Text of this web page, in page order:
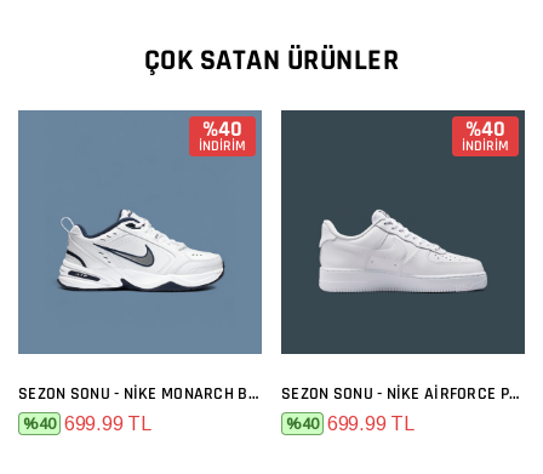
ÇOK SATAN ÜRÜNLER
%40
İNDİRİM
SEZON SONU - NIKE MONARCH BEYAZ SIYAH
%40 699.99 TL
%40
İNDİRİM
SEZON SONU - NIKE AIRFORCE PREMIUM FULL BEYAZ
%40 699.99 TL